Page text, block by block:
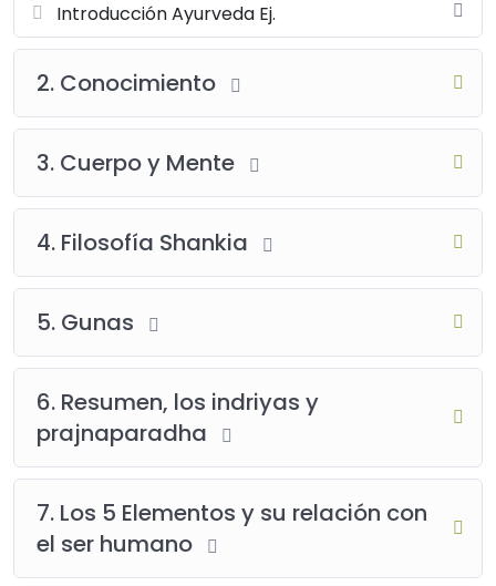
Introducción Ayurveda Ej.
2. Conocimiento
3. Cuerpo y Mente
4. Filosofía Shankia
5. Gunas
6. Resumen, los indriyas y
prajnaparadha
7. Los 5 Elementos y su relación con
el ser humano